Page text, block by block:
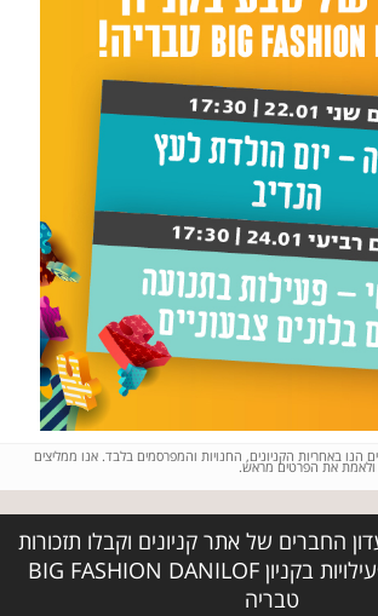
הנו באחריות הקניונים, החנויות והמפרסמים בלבד. אנו ממליצים
ולאמת את הפרטים מראש.
החברים של אתר קניונים וקבלו תזכורות
אודות אירועים ופעילויות בקניון BIG FASHION DANILOF
טבריה